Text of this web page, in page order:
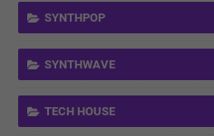
SYNTHPOP
SYNTHWAVE
TECH HOUSE